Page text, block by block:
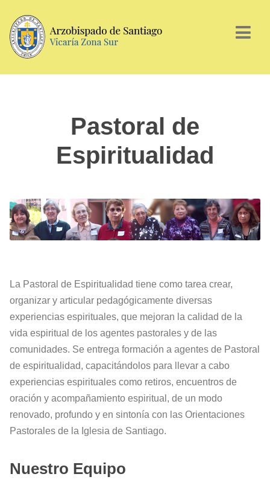
Pastoral de
Espiritualidad
La Pastoral de Espiritualidad tiene como tarea crear,
organizar y articular pedagógicamente diversas
experiencias espirituales, que mejoran la calidad de la
vida espiritual de los agentes pastorales y de las
comunidades. Se entrega formación a agentes de Pastoral
de espiritualidad, capacitándolos para llevar a cabo
experiencias espirituales como retiros, encuentros de
oración y acompañamiento espiritual, de un modo
renovado, profundo y en sintonía con las Orientaciones
Pastorales de la Iglesia de Santiago.
Nuestro Equipo